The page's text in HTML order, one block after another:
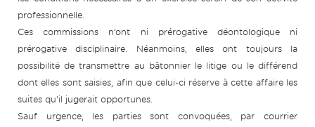
professionnelle.
Ces commissions n’ont ni prérogative déontologique ni
prérogative disciplinaire. Néanmoins, elles ont toujours la
possibilité de transmettre au bâtonnier le litige ou le différend
dont elles sont saisies, afin que celui-ci réserve à cette affaire les
suites qu’il jugerait opportunes.
Sauf urgence, les parties sont convoquées, par courrier